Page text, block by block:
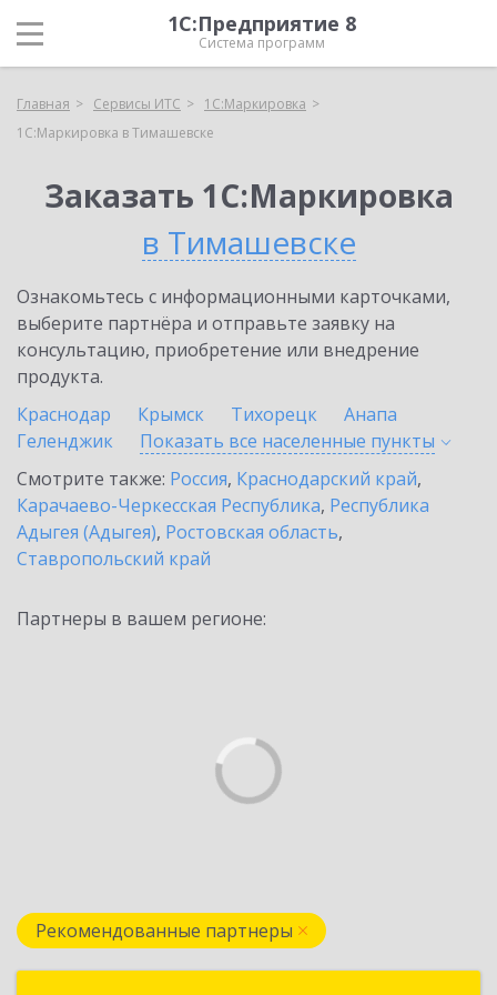
1С:Предприятие 8
Система программ
Главная Сервисы ИТС
1С:Маркировка
1С:Маркировка в Тимашевске
Заказать 1С:Маркировка
в Тимашевске
Ознакомьтесь с информационными карточками,
выберите партнёра и отправьте заявку на
консультацию, приобретение или внедрение
продукта.
Краснодар
Крымск Тихорецк
Анапа
Геленджик
Показать все населенные пункты
Смотрите также: Россия, Краснодарский край,
Карачаево-Черкесская Республика, Республика
Адыгея (Адыгея), Ростовская область,
Ставропольский край
Партнеры в вашем регионе:
Рекомендованные партнеры